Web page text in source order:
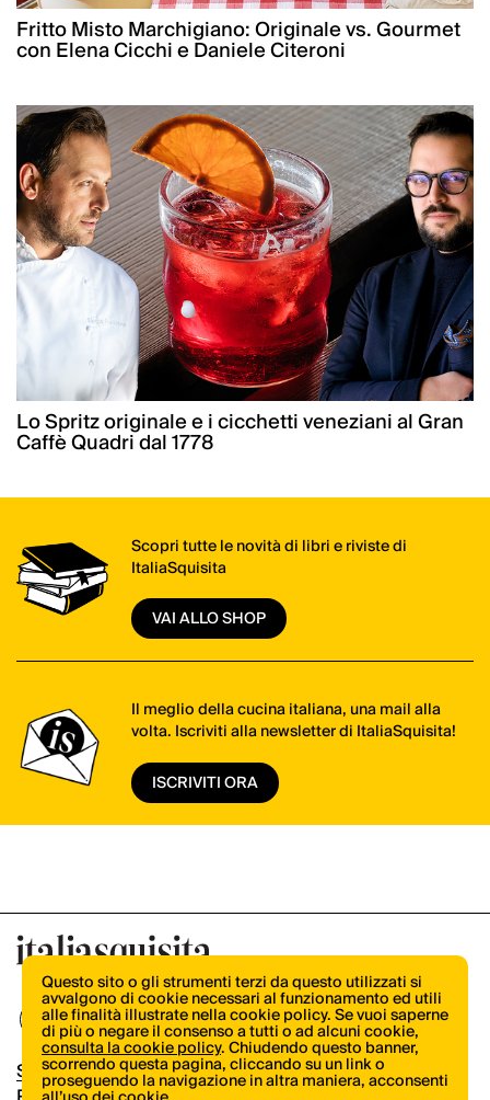
Fritto Misto Marchigiano: Originale vs. Gourmet
con Elena Cicchi e Daniele Citeroni
Lo Spritz originale e i cicchetti veneziani al Gran
Caffè Quadri dal 1778
Scopri tutte le novità di libri e riviste di
ItaliaSquisita
VAI ALLO SHOP
Il meglio della cucina italiana, una mail alla
volta. Iscriviti alla newsletter di ItaliaSquisita!
ISCRIVITI ORA
Shop
Questo sito o gli strumenti terzi da questo utilizzati si
avvalgono di cookie necessari al funzionamento ed utili
alle finalità illustrate nella cookie policy. Se vuoi saperne
di più o negare il consenso a tutti o ad alcuni cookie,
consulta la cookie policy. Chiudendo questo banner,
scorrendo questa pagina, cliccando su un link o
proseguendo la navigazione in altra maniera, acconsenti